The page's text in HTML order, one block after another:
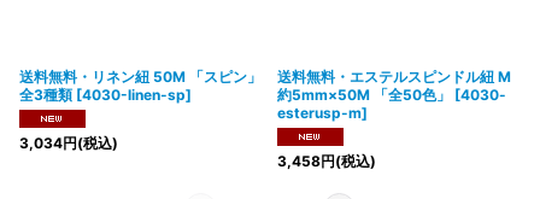
送料無料・リネン紐 50M 「スピン」
全3種類 [4030-linen-sp]
3,034円(税込)
送料無料・エステルスピンドル紐 M
約5mm×50M 「全50色」
[4030-
esterusp-m]
3,458円(税込)